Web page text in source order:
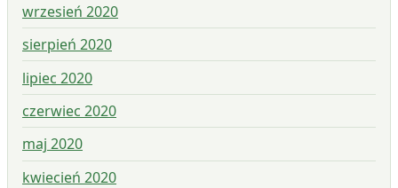
wrzesień 2020
sierpień 2020
lipiec 2020
czerwiec 2020
maj 2020
kwiecień 2020